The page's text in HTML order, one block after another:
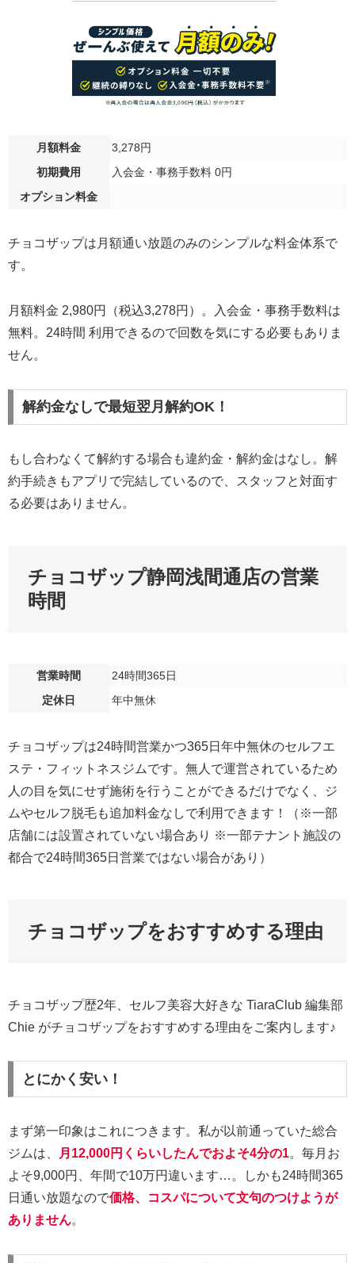
月額料金
3,278円
初期費用
入会金・事務手数料 0円
オプション料金
チョコザップは月額通い放題のみのシンプルな料金体系で
す。
月額料金 2,980円（税込3,278円）。入会金・事務手数料は
無料。24時間 利用できるので回数を気にする必要もありま
せん。
解約金なしで最短翌月解約OK！
もし合わなくて解約する場合も違約金・解約金はなし。解
約手続きもアプリで完結しているので、スタッフと対面す
る必要はありません。
チョコザップ静岡浅間通店の営業
時間
営業時間
24時間365日
定休日
年中無休
チョコザップは24時間営業かつ365日年中無休のセルフエ
ステ・フィットネスジムです。無人で運営されているため
人の目を気にせず施術を行うことができるだけでなく、ジ
ムやセルフ脱毛も追加料金なしで利用できます！（※一部
店舗には設置されていない場合あり ※一部テナント施設の
都合で24時間365日営業ではない場合があり）
チョコザップをおすすめする理由
チョコザップ歴2年、セルフ美容大好きな TiaraClub 編集部
Chie がチョコザップをおすすめする理由をご案内します♪
とにかく安い！
まず第一印象はこれにつきます。私が以前通っていた総合
ジムは、
月12,000円くらいしたんでおよそ4分の1。毎月お
よそ9,000円、年間で10万円違います…。しかも24時間365
日通い放題なので価格、コスパについて文句のつけようが
ありません。